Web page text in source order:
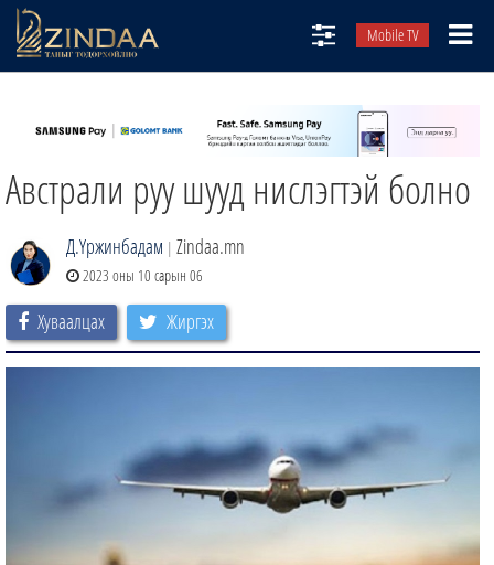
Mobile TV
ТВ8
ӨГЛӨӨНИЙ СОНИН
АУДИО ЗОХИОЛ
ЗИНДАА СЭТГҮҮЛ
Австрали руу шууд нислэгтэй болно
Д.Үржинбадам | Zindaa.mn
2023 оны 10 сарын 06
Хуваалцах Жиргэх